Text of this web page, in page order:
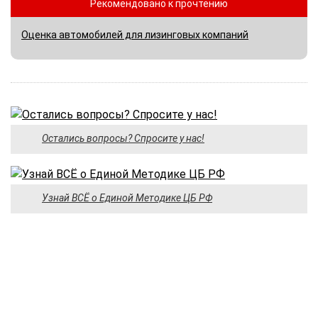
Рекомендовано к прочтению
Оценка автомобилей для лизинговых компаний
Остались вопросы? Спросите у нас!
Узнай ВСЁ о Единой Методике ЦБ РФ